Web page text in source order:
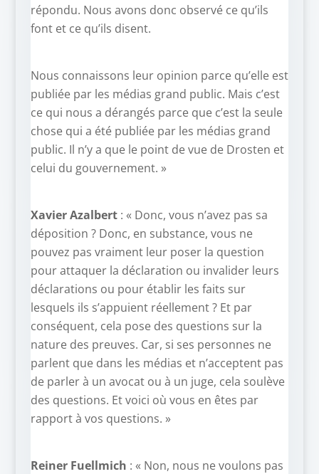
répondu. Nous avons donc observé ce qu’ils
font et ce qu’ils disent.
Nous connaissons leur opinion parce qu’elle est
publiée par les médias grand public. Mais c’est
ce qui nous a dérangés parce que c’est la seule
chose qui a été publiée par les médias grand
public. Il n’y a que le point de vue de Drosten et
celui du gouvernement. »
Xavier Azalbert: « Donc, vous n’avez pas sa
déposition ? Donc, en substance, vous ne
pouvez pas vraiment leur poser la question
pour attaquer la déclaration ou invalider leurs
déclarations ou pour établir les faits sur
lesquels ils s’appuient réellement ? Et par
conséquent, cela pose des questions sur la
nature des preuves. Car, si ses personnes ne
parlent que dans les médias et n’acceptent pas
de parler à un avocat ou à un juge, cela soulève
des questions. Et voici où vous en êtes par
rapport à vos questions. »
Reiner Fuellmich : « Non, nous ne voulons pas